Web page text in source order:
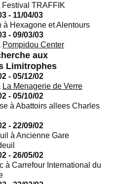
Festival TRAFFIK
- 11/04/03
à Hexagone et Alentours
- 09/03/03
Pompidou Center
aux
Limitrophes
- 05/12/02
La Menagerie de Verre
- 05/10/02
à Abattoirs allees Charles
- 22/09/02
à Ancienne Gare
- 26/05/02
à Carrefour International du